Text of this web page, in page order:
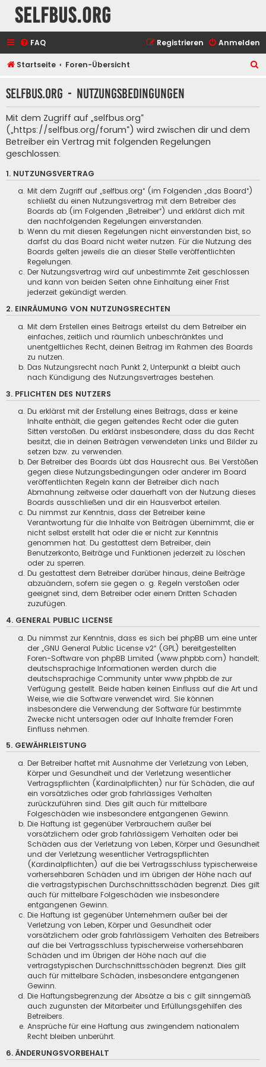
selfbus.org
FAQ Anmelden
Registrieren
Startseite Foren-Übersicht
h
selfbus.org - Nutzungsbedingungen
Mit dem Zugriff auf „selfbus.org“
(„https://selfbus.org/forum“) wird zwischen dir und dem
Betreiber ein Vertrag mit folgenden Regelungen
geschlossen:
1. NUTZUNGSVERTRAG
Mit dem Zugriff auf „selfbus.org“ (im Folgenden „das Board“)
schließt du einen Nutzungsvertrag mit dem Betreiber des
Boards ab (im Folgenden „Betreiber“) und erklärst dich mit
den nachfolgenden Regelungen einverstanden.
Wenn du mit diesen Regelungen nicht einverstanden bist, so
darfst du das Board nicht weiter nutzen. Für die Nutzung des
Boards gelten jeweils die an dieser Stelle veröffentlichten
Regelungen.
Der Nutzungsvertrag wird auf unbestimmte Zeit geschlossen
und kann von beiden Seiten ohne Einhaltung einer Frist
jederzeit gekündigt werden.
2. EINRÄUMUNG VON NUTZUNGSRECHTEN
Mit dem Erstellen eines Beitrags erteilst du dem Betreiber ein
einfaches, zeitlich und räumlich unbeschränktes und
unentgeltliches Recht, deinen Beitrag im Rahmen des Boards
zu nutzen.
Das Nutzungsrecht nach Punkt 2, Unterpunkt a bleibt auch
nach Kündigung des Nutzungsvertrages bestehen.
3. PFLICHTEN DES NUTZERS
Du erklärst mit der Erstellung eines Beitrags, dass er keine
Inhalte enthält, die gegen geltendes Recht oder die guten
Sitten verstoßen. Du erklärst insbesondere, dass du das Recht
besitzt, die in deinen Beiträgen verwendeten Links und Bilder zu
setzen bzw. zu verwenden.
Der Betreiber des Boards übt das Hausrecht aus. Bei Verstößen
gegen diese Nutzungsbedingungen oder anderer im Board
veröffentlichten Regeln kann der Betreiber dich nach
Abmahnung zeitweise oder dauerhaft von der Nutzung dieses
Boards ausschließen und dir ein Hausverbot erteilen.
Du nimmst zur Kenntnis, dass der Betreiber keine
Verantwortung für die Inhalte von Beiträgen übernimmt, die er
nicht selbst erstellt hat oder die er nicht zur Kenntnis
genommen hat. Du gestattest dem Betreiber, dein
Benutzerkonto, Beiträge und Funktionen jederzeit zu löschen
oder zu sperren.
Du gestattest dem Betreiber darüber hinaus, deine Beiträge
abzuändern, sofern sie gegen o. g. Regeln verstoßen oder
geeignet sind, dem Betreiber oder einem Dritten Schaden
zuzufügen.
4. GENERAL PUBLIC LICENSE
Du nimmst zur Kenntnis, dass es sich bei phpBB um eine unter
der „GNU General Public License v2“ (GPL) bereitgestellten
Foren-Software von phpBB Limited (www.phpbb.com) handelt;
deutschsprachige Informationen werden durch die
deutschsprachige Community unter www.phpbb.de zur
Verfügung gestellt. Beide haben keinen Einfluss auf die Art und
Weise, wie die Software verwendet wird. Sie können
insbesondere die Verwendung der Software für bestimmte
Zwecke nicht untersagen oder auf Inhalte fremder Foren
Einfluss nehmen.
5. GEWÄHRLEISTUNG
Der Betreiber haftet mit Ausnahme der Verletzung von Leben,
Körper und Gesundheit und der Verletzung wesentlicher
Vertragspflichten (Kardinalpflichten) nur für Schäden, die auf
ein vorsätzliches oder grob fahrlässiges Verhalten
zurückzuführen sind. Dies gilt auch für mittelbare
Folgeschäden wie insbesondere entgangenen Gewinn.
Die Haftung ist gegenüber Verbrauchern außer bei
vorsätzlichem oder grob fahrlässigem Verhalten oder bei
Schäden aus der Verletzung von Leben, Körper und Gesundheit
und der Verletzung wesentlicher Vertragspflichten
(Kardinalpflichten) auf die bei Vertragsschluss typischerweise
vorhersehbaren Schäden und im übrigen der Höhe nach auf
die vertragstypischen Durchschnittsschäden begrenzt. Dies gilt
auch für mittelbare Folgeschäden wie insbesondere
entgangenen Gewinn.
Die Haftung ist gegenüber Unternehmern außer bei der
Verletzung von Leben, Körper und Gesundheit oder
vorsätzlichem oder grob fahrlässigem Verhalten des Betreibers
auf die bei Vertragsschluss typischerweise vorhersehbaren
Schäden und im Übrigen der Höhe nach auf die
vertragstypischen Durchschnittsschäden begrenzt. Dies gilt
auch für mittelbare Schäden, insbesondere entgangenen
Gewinn.
Die Haftungsbegrenzung der Absätze a bis c gilt sinngemäß
auch zugunsten der Mitarbeiter und Erfüllungsgehilfen des
Betreibers.
Ansprüche für eine Haftung aus zwingendem nationalem
Recht bleiben unberührt.
6. ÄNDERUNGSVORBEHALT